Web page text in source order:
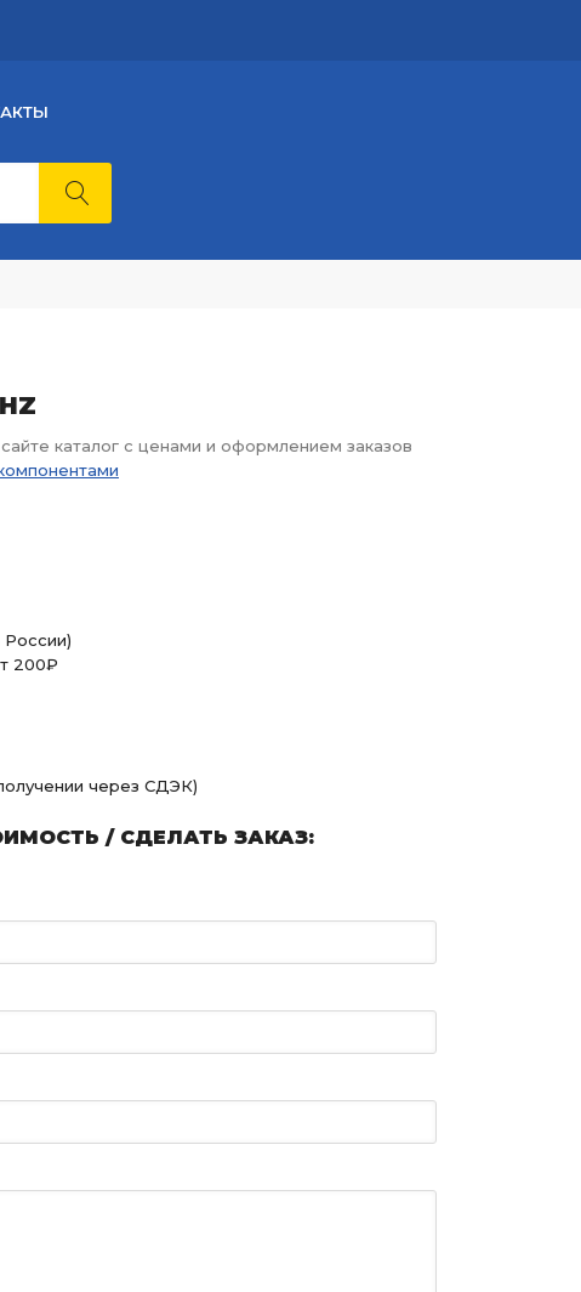
каталог с ценами и оформлением заказов
200₽
через СДЭК)
/ СДЕЛАТЬ ЗАКАЗ: